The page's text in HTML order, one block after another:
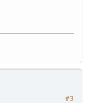
#3